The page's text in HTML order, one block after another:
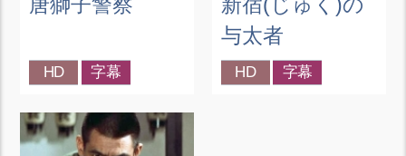
唐獅子警察
HD 字幕
新宿(じゅく)の
与太者
HD 字幕